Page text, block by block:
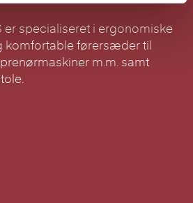
er specialiseret i ergonomiske
komfortable førersæder til
m.m. samt